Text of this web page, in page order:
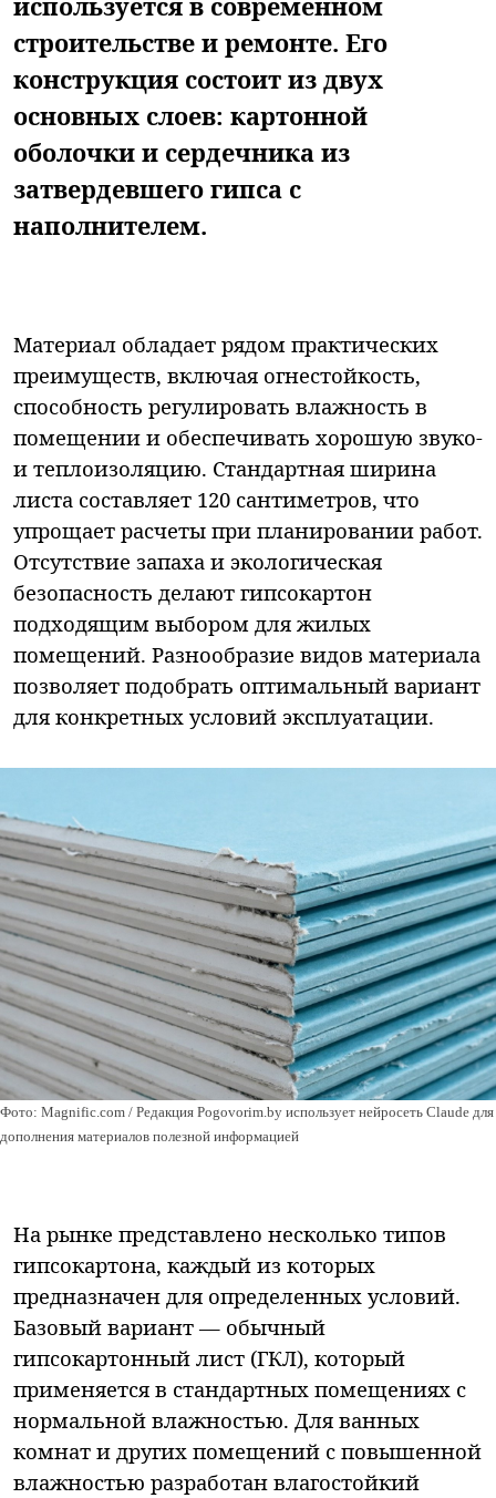
строительстве и ремонте. Его
конструкция состоит из двух
основных слоев: картонной
оболочки и сердечника из
затвердевшего гипса с
наполнителем.
Материал обладает рядом практических
преимуществ, включая огнестойкость,
способность регулировать влажность в
помещении и обеспечивать хорошую звуко-
и теплоизоляцию. Стандартная ширина
листа составляет 120 сантиметров, что
упрощает расчеты при планировании работ.
Отсутствие запаха и экологическая
безопасность делают гипсокартон
подходящим выбором для жилых
помещений. Разнообразие видов материала
позволяет подобрать оптимальный вариант
для конкретных условий эксплуатации.
Фото: Magnific.com / Редакция Pogovorim.by использует нейросеть Claude для
дополнения материалов полезной информацией
На рынке представлено несколько типов
гипсокартона, каждый из которых
предназначен для определенных условий.
Базовый вариант — обычный
гипсокартонный лист (ГКЛ), который
применяется в стандартных помещениях с
нормальной влажностью. Для ванных
комнат и других помещений с повышенной
влажностью разработан влагостойкий